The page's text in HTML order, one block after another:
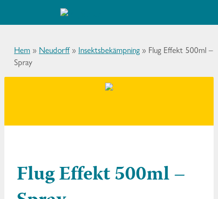
Hem » Neudorff» Insektsbekämpning» Flug Effekt 500ml –
Spray
Flug Effekt 500ml –